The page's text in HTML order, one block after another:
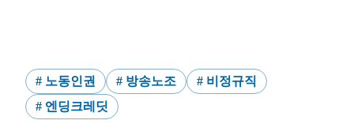
# 노동인권 # 방송노조
# 비정규직
# 엔딩크레딧